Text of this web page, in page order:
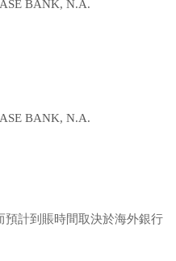
BANK, N.A.
BANK, N.A.
預計到賬時間取決於海外銀行